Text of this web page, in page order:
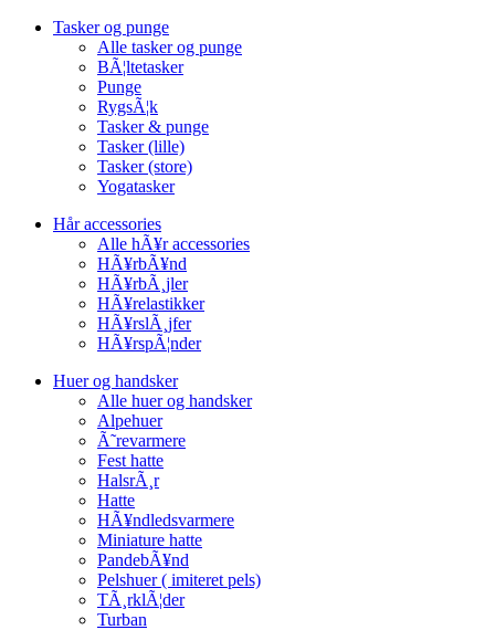
Tasker og punge
Alle tasker og punge
BÃ¦ltetasker
Punge
RygsÃ¦k
Tasker & punge
Tasker (lille)
Tasker (store)
Yogatasker
Hår accessories
Alle hÃ¥r accessories
HÃ¥rbÃ¥nd
HÃ¥rbÃ¸jler
HÃ¥relastikker
HÃ¥rslÃ¸jfer
HÃ¥rspÃ¦nder
Huer og handsker
Alle huer og handsker
Alpehuer
Ã˜revarmere
Fest hatte
HalsrÃ¸r
Hatte
HÃ¥ndledsvarmere
Miniature hatte
PandebÃ¥nd
Pelshuer ( imiteret pels)
TÃ¸rklÃ¦der
Turban